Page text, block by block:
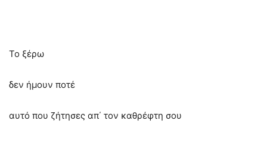
Το ξέρω
δεν ήμουν ποτέ
αυτό που ζήτησες απ΄ τον καθρέφτη σου